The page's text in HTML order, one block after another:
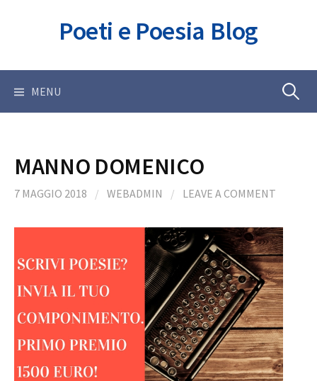
Poeti e Poesia Blog
MENU Ricerca
MANNO DOMENICO
7 MAGGIO 2018 / WEBADMIN / LEAVE A COMMENT